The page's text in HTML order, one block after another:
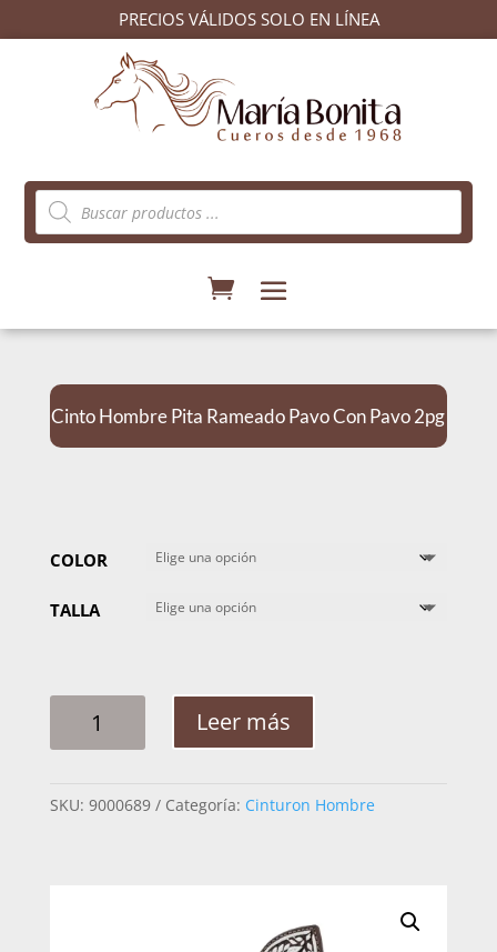
PRECIOS VÁLIDOS SOLO EN LÍNEA
Búsqueda
de
productos
Cinto Hombre Pita Rameado Pavo Con Pavo 2pg
COLOR
TALLA
HOMBRE
PAVO
Leer más
SKU: 9000689 Categoría: Cinturon Hombre